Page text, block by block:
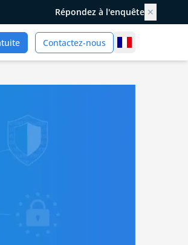
Répondez à l'enquête ✕
Contactez-nous